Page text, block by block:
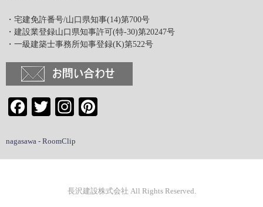
・宅建免許番号/山口県知事(14)第700号
・建設業登録山口県知事許可(特-30)第20247号
・一級建築士事務所知事登録(K)第522号
FacebookTwitter Instagram
nagasawa - RoomClip
長沢建設株式会社 All Rights Reserved.